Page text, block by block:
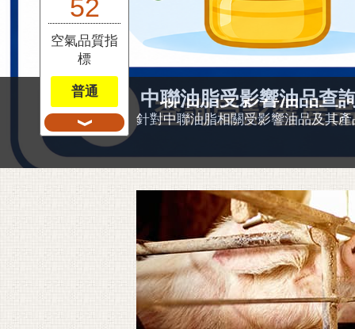
52
空氣品質指
標
普通
第三屆台灣太空國際年
第三屆「台灣太空國際年會」（
聚焦如何以太空科技促進地球上各
免費開放民眾參觀。